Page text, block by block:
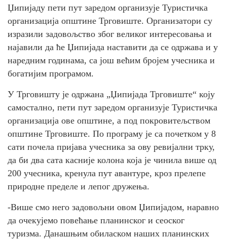
Џипијаду пети пут заредом организује Туристичка
организацијa општине Трговиште. Организатори су
изразили задовољство због великог интересовања и
најавили да ће Џипијада наставити да се одржава и у
наредним годинама, са још већим бројем учесника и
богатијим програмом.
У Трговишту је одржана „Џипијада Трговиште“ коју
самостално, пети пут заредом организује Туристичка
организацијa ове општине, а под покровитељством
општине Трговиште. По програму је са почетком у 8
сати почела пријава учесника за ову ревијални трку,
да би два сата касније колона која је чинила више од
200 учесника, кренула пут авантуре, кроз прелепе
природне пределе и лепог дружења.
-Више смо него задовољни овом Џипијадом, наравно
да очекујемо повећање планинског и сеоског
туризма. Данашњим обиласком наших планинских